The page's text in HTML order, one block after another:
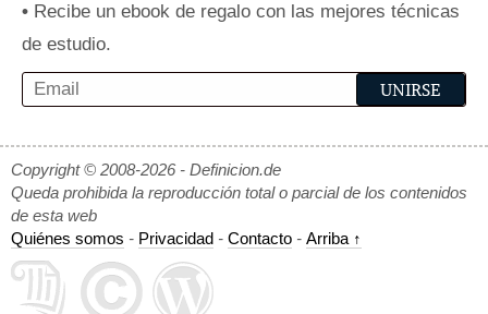
• Recibe un ebook de regalo con las mejores técnicas
de estudio.
Copyright © 2008-2026 - Definicion.de
Queda prohibida la reproducción total o parcial de los contenidos
de esta web
Quiénes somos - Privacidad - Contacto - Arriba ↑